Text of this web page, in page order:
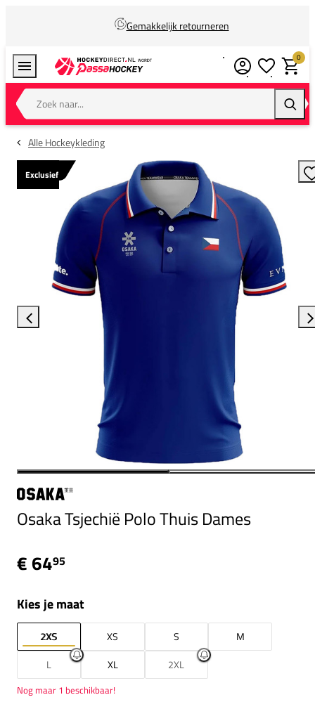
Gemakkelijk retourneren
Zoek naar...
0
Alle Hockeykleding
Exclusief
Osaka Tsjechië Polo Thuis Dames
€ 6495
Kies je maat
2XS XS S
M
L
XL 2XL
Nog maar 1 beschikbaar!